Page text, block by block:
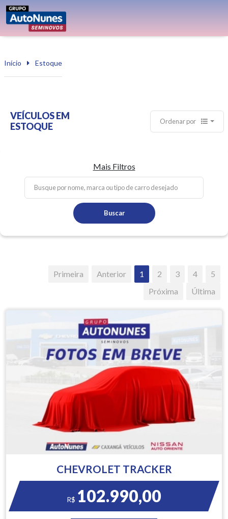
Início Estoque
VEÍCULOS EM
ESTOQUE
Ordenar por
Mais Filtros
Buscar
Primeira Anterior 1 2 3 4
5
Próxima
Última
CHEVROLET TRACKER
R$ 102.990,00